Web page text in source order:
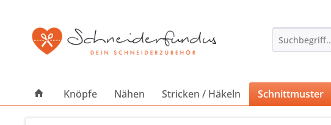
Knöpfe Nähen Stricken / Häkeln Schnittmuster